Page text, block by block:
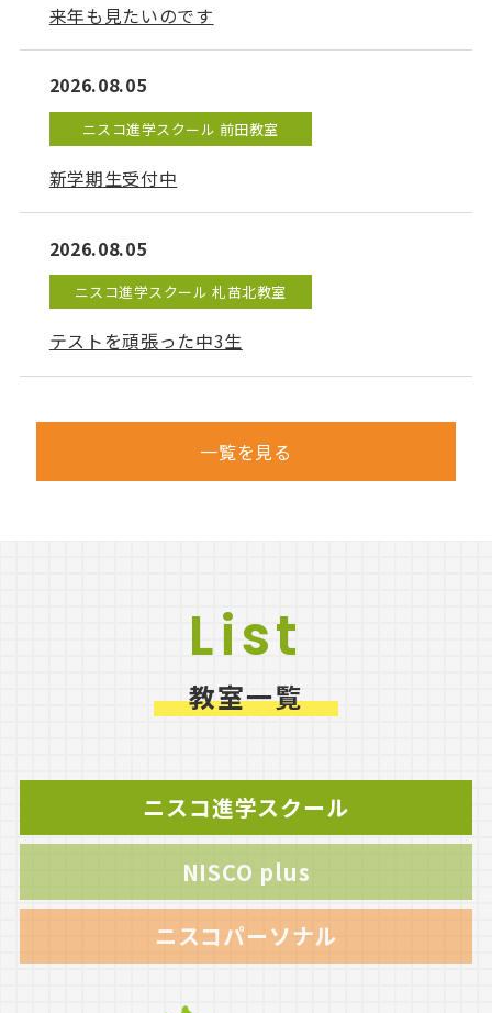
来年も見たいのです
2026.08.05
ニスコ進学スクール 前田教室
新学期生受付中
2026.08.05
ニスコ進学スクール 札苗北教室
テストを頑張った中3生
一覧を見る
List
教室一覧
ニスコ進学スクール
NISCO plus
ニスコパーソナル